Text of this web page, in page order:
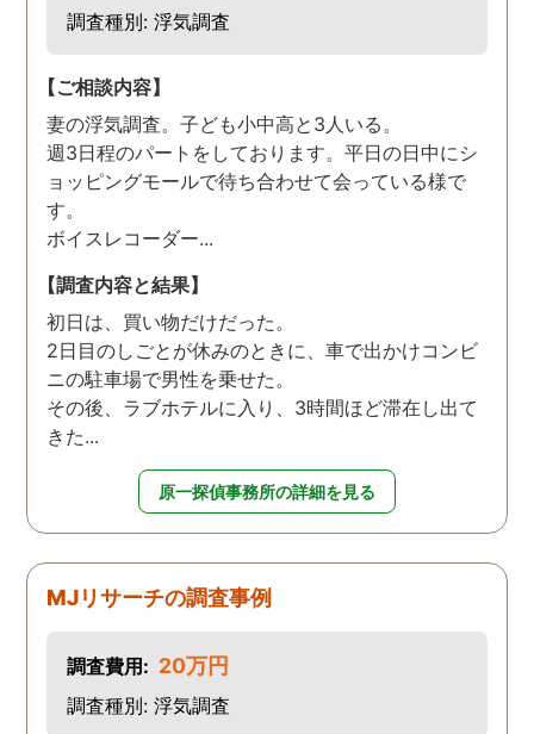
調査種別: 浮気調査
【ご相談内容】
妻の浮気調査。子ども小中高と3人いる。
週3日程のパートをしております。平日の日中にシ
ョッピングモールで待ち合わせて会っている様で
す。
ボイスレコーダー...
【調査内容と結果】
初日は、買い物だけだった。
2日目のしごとが休みのときに、車で出かけコンビ
ニの駐車場で男性を乗せた。
その後、ラブホテルに入り、3時間ほど滞在し出て
きた...
原一探偵事務所の詳細を見る
MJリサーチの調査事例
調査費用: 20万円
調査種別: 浮気調査